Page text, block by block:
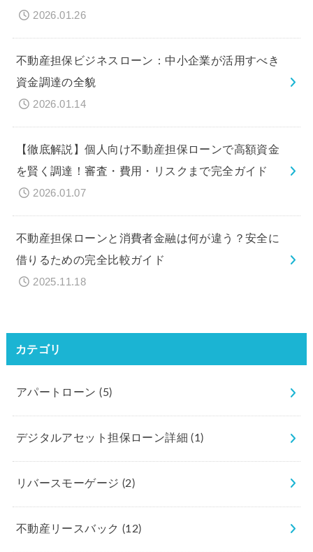
2026.01.26
不動産担保ビジネスローン：中小企業が活用すべき
資金調達の全貌
2026.01.14
【徹底解説】個人向け不動産担保ローンで高額資金
を賢く調達！審査・費用・リスクまで完全ガイド
2026.01.07
不動産担保ローンと消費者金融は何が違う？安全に
借りるための完全比較ガイド
2025.11.18
カテゴリ
アパートローン(5)
デジタルアセット担保ローン詳細(1)
リバースモーゲージ (2)
不動産リースバック (12)